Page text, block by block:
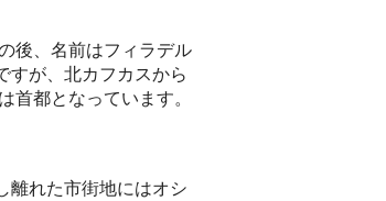
後、名前はフィラデル
すが、北カフカスから
首都となっています。
離れた市街地にはオシ